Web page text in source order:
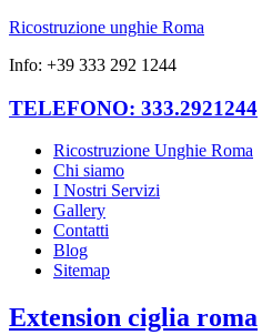
Ricostruzione unghie Roma
Info: +39 333 292 1244
TELEFONO: 333.2921244
Ricostruzione Unghie Roma
Chi siamo
I Nostri Servizi
Gallery
Contatti
Blog
Sitemap
Extension ciglia roma